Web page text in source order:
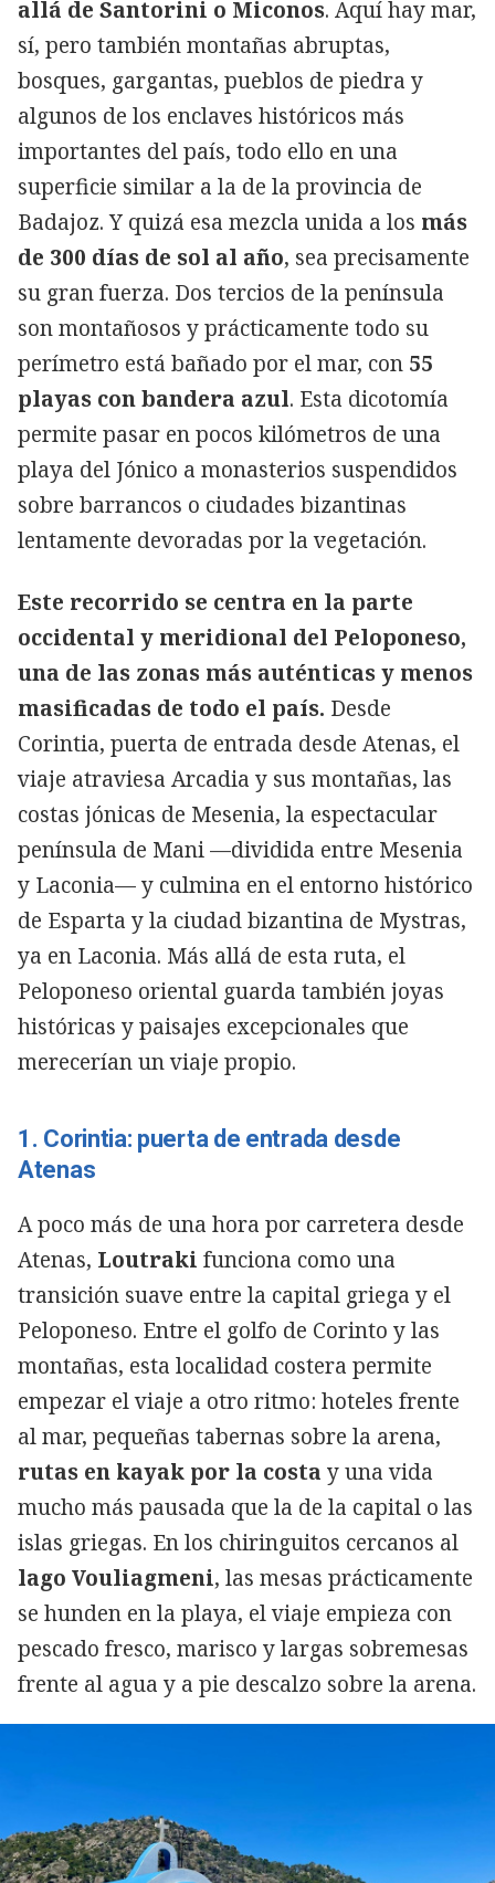
allá de Santorini o Miconos. Aquí hay mar,
sí, pero también montañas abruptas,
bosques, gargantas, pueblos de piedra y
algunos de los enclaves históricos más
importantes del país, todo ello en una
superficie similar a la de la provincia de
Badajoz. Y quizá esa mezcla unida a los más
de 300 días de sol al año, sea precisamente
su gran fuerza. Dos tercios de la península
son montañosos y prácticamente todo su
perímetro está bañado por el mar, con 55
playas con bandera azul. Esta dicotomía
permite pasar en pocos kilómetros de una
playa del Jónico a monasterios suspendidos
sobre barrancos o ciudades bizantinas
lentamente devoradas por la vegetación.
Este recorrido se centra en la parte
occidental y meridional del Peloponeso,
una de las zonas más auténticas y menos
masificadas de todo el país. Desde
Corintia, puerta de entrada desde Atenas, el
viaje atraviesa Arcadia y sus montañas, las
costas jónicas de Mesenia, la espectacular
península de Mani —dividida entre Mesenia
y Laconia— y culmina en el entorno histórico
de Esparta y la ciudad bizantina de Mystras,
ya en Laconia. Más allá de esta ruta, el
Peloponeso oriental guarda también joyas
históricas y paisajes excepcionales que
merecerían un viaje propio.
1. Corintia: puerta de entrada desde
Atenas
A poco más de una hora por carretera desde
Atenas, Loutraki funciona como una
transición suave entre la capital griega y el
Peloponeso. Entre el golfo de Corinto y las
montañas, esta localidad costera permite
empezar el viaje a otro ritmo: hoteles frente
al mar, pequeñas tabernas sobre la arena,
rutas en kayak por la costa y una vida
mucho más pausada que la de la capital o las
islas griegas. En los chiringuitos cercanos al
lago Vouliagmeni, las mesas prácticamente
se hunden en la playa, el viaje empieza con
pescado fresco, marisco y largas sobremesas
frente al agua y a pie descalzo sobre la arena.